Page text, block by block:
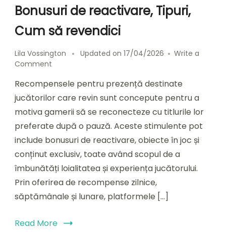
Bonusuri de reactivare, Tipuri,
Cum să revendici
Lila Vossington Updated on 17/04/2026
Write a
Comment
pentru
Prezență
Jucătorii
Reîntorși:
Bonusuri
reactivare,
Tipuri,
Cum
revendici
Recompensele pentru prezență destinate
jucătorilor care revin sunt concepute pentru a
motiva gamerii să se reconecteze cu titlurile lor
preferate după o pauză. Aceste stimulente pot
include bonusuri de reactivare, obiecte în joc și
conținut exclusiv, toate având scopul de a
îmbunătăți loialitatea și experiența jucătorului.
Prin oferirea de recompense zilnice,
săptămânale și lunare, platformele […]
Read More